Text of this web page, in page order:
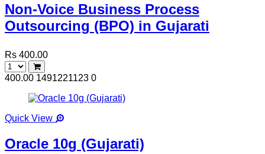
Non-Voice Business Process
Outsourcing (BPO) in Gujarati
Rs 400.00
400.00 1491221123 0
Quick View
Oracle 10g (Gujarati)